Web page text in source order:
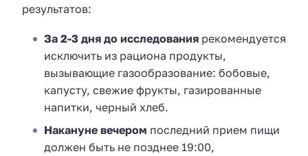
результатов:
За 2-3 дня до исследования рекомендуется
исключить из рациона продукты,
вызывающие газообразование: бобовые,
капусту, свежие фрукты, газированные
напитки, черный хлеб.
Накануне вечером последний прием пищи
должен быть не позднее 19:00,